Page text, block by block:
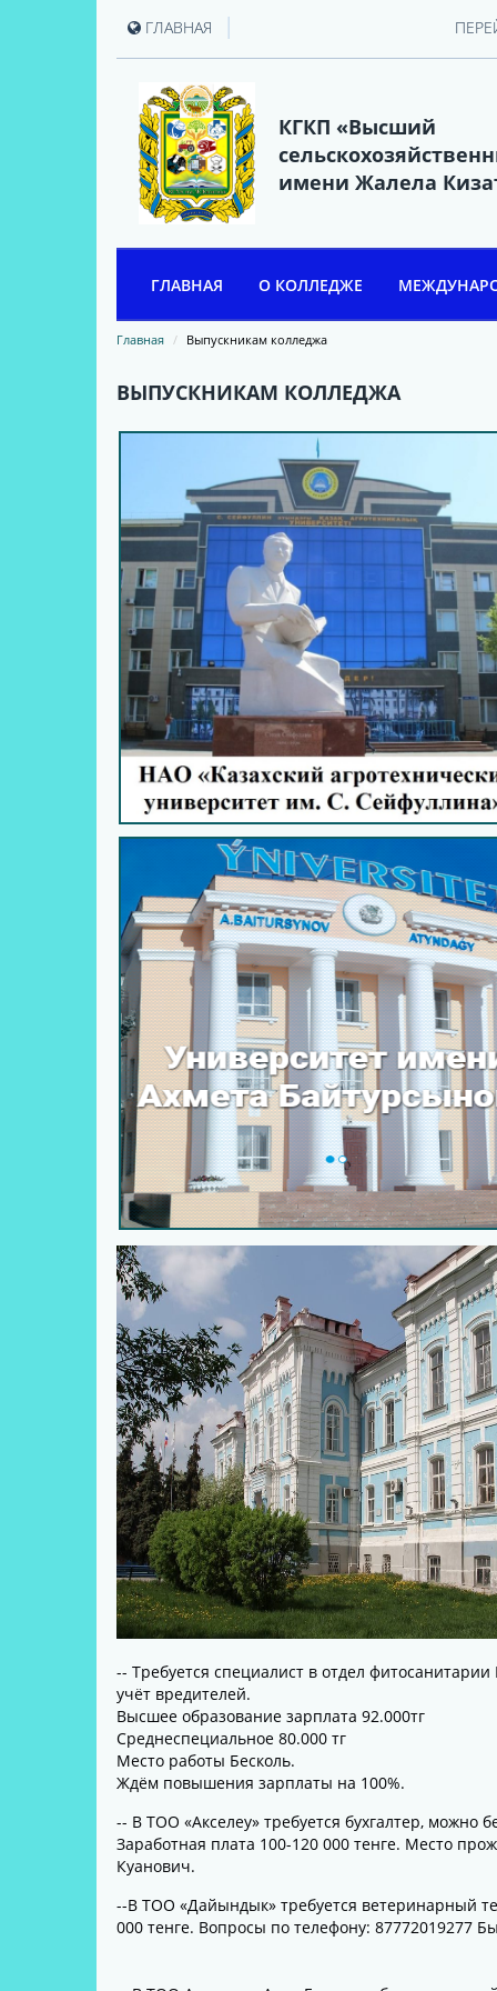
ГЛАВНАЯ |
КГКП «Высший
имени Жалела
ГЛАВНАЯ О КОЛЛЕДЖЕ
ЖАЛЕЛ КИЗАТОВ
АССОЦИАЦИЯ ВЫПУСКНИКОВ
КОЛЛЕДЖА
МАТЕРИАЛЬНАЯ БАЗА
АДМИНИСТРАЦИЯ
ПРЕПОДАВАТЕЛЬСКИЙ
НОРМАТИВНЫЕ ДОКУМЕНТЫ
СОЦИАЛЬНОЕ ПАРТНЕРСТВО
СТАЖИРОВКА
Главная Выпускникам колледжа
ВЫПУСКНИКАМ КОЛЛЕДЖА
-- Требуется специалист в отдел
учёт вредителей.
Высшее образование зарплата 92.000тг
Среднеспециальное 80.000 тг
Место работы Бесколь.
Ждём повышения зарплаты на 100%.
-- В ТОО «Акселеу» требуется бухгалтер,
Заработная плата 100-120 000 тенге. Место
Куанович.
--В ТОО «Дайындык» требуется ветеринарный
000 тенге. Вопросы по телефону: 87772019277